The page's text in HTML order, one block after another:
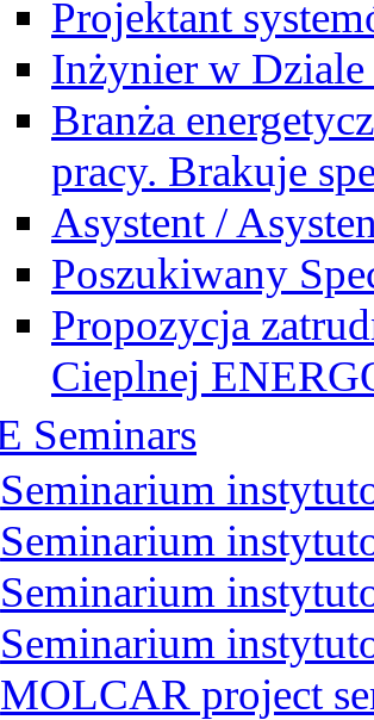
Projektant
Inżynier w
Branża
pracy. Brakuje
Asystent /
Poszukiwany
Propozycja
Cieplnej
Seminars
Seminarium
Seminarium
Seminarium
Seminarium
MOLCAR project